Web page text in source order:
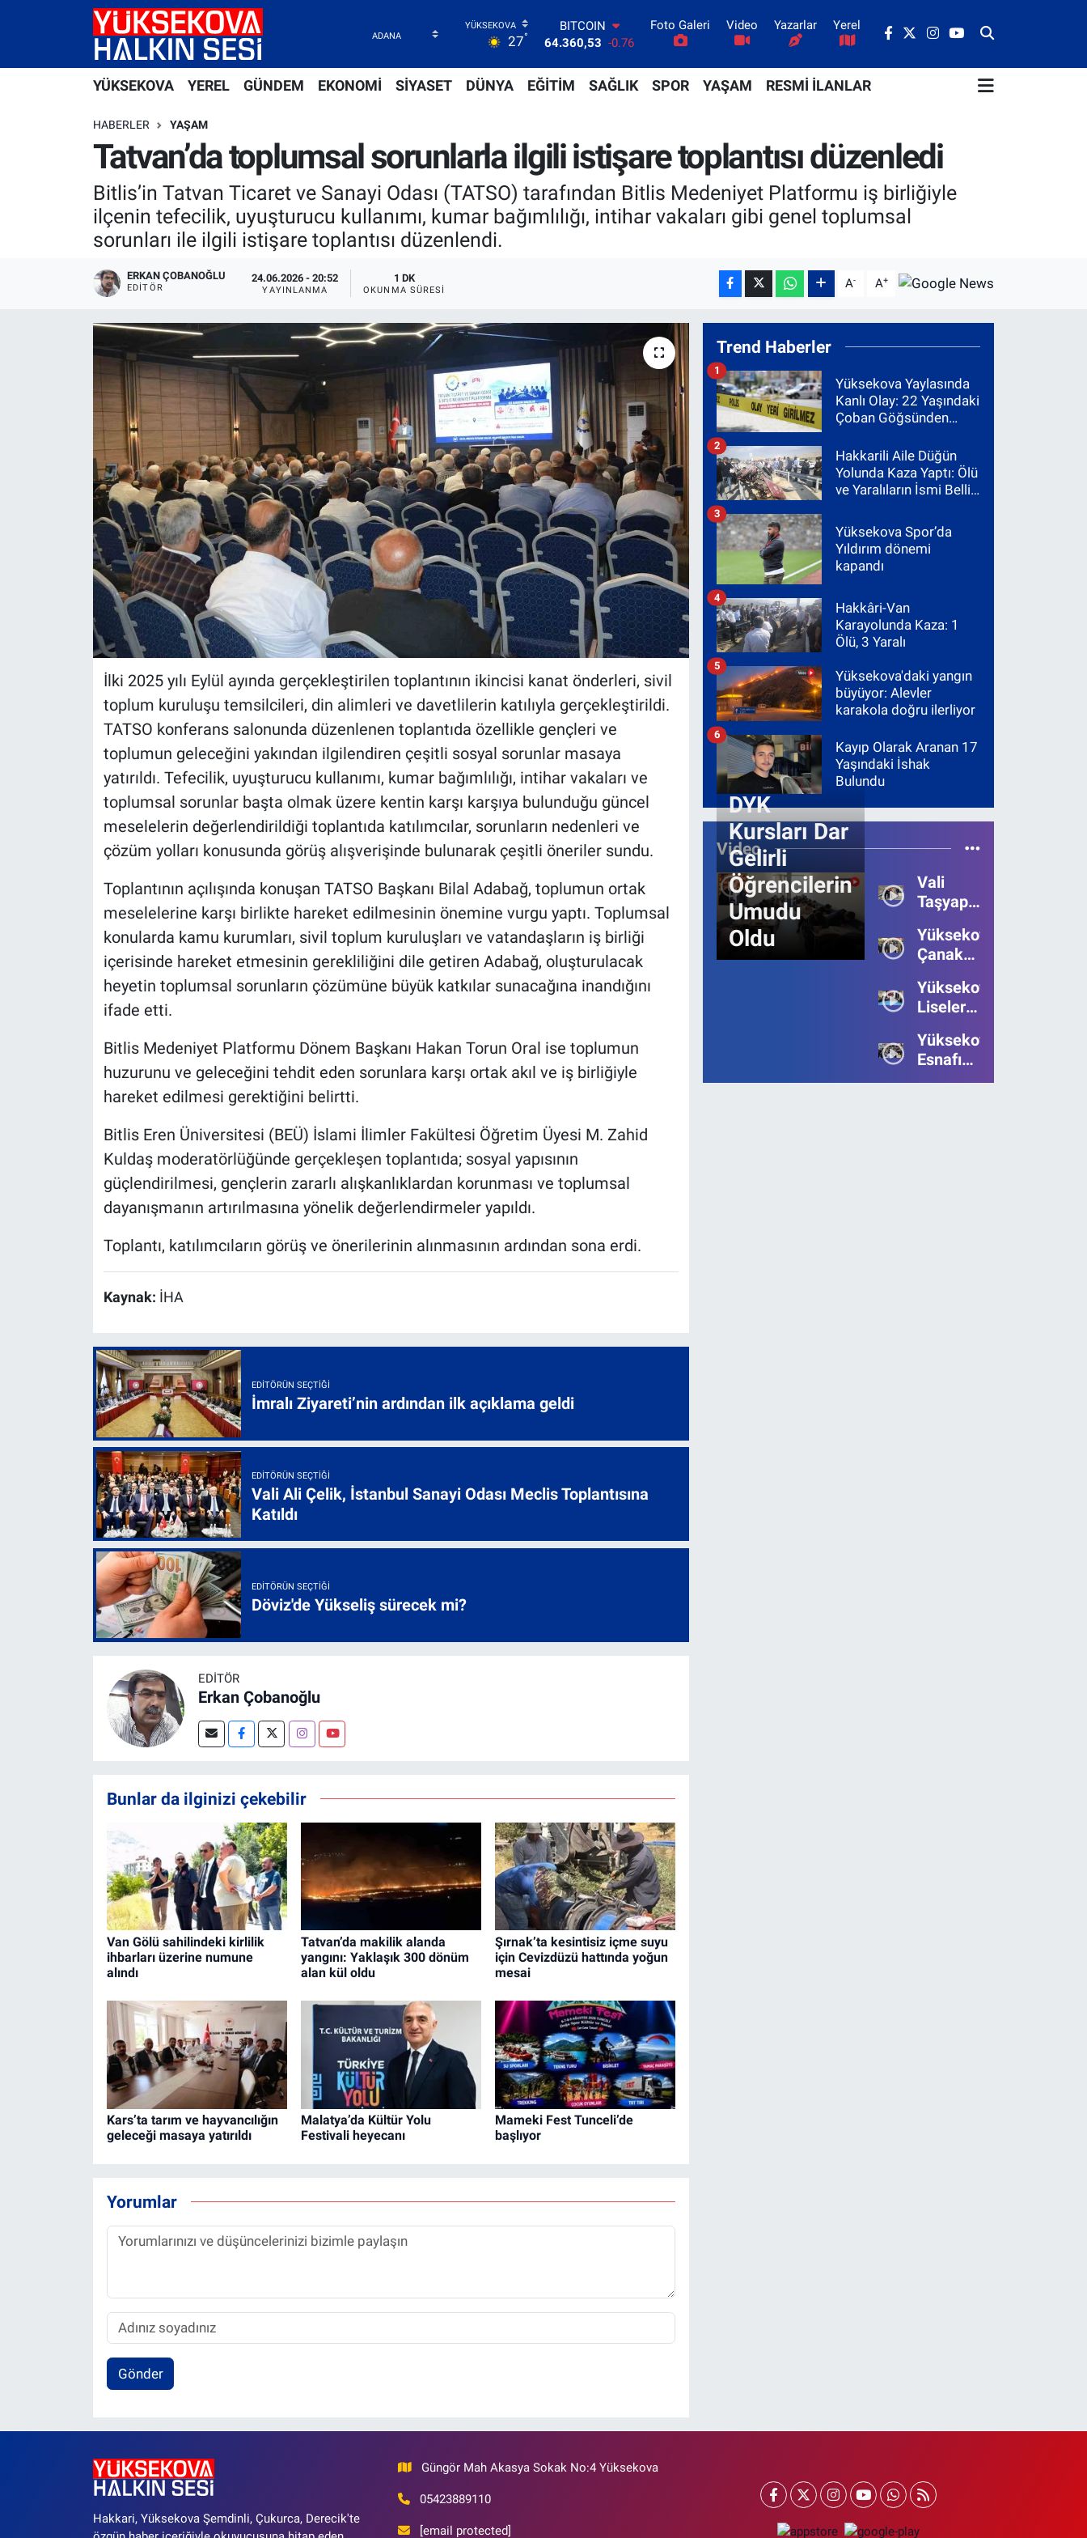
27°
DOLAR
47,7069
0.17
55,0265 0.01
6618.49 2.12
BİST100
13.887
Foto Galeri Video Yazarlar Yerel
YÜKSEKOVA YEREL GÜNDEM EKONOMİ SİYASET DÜNYA EĞİTİM SAĞLIK SPOR YAŞAM RESMİ İLANLAR
HABERLER YAŞAM
Tatvan’da toplumsal sorunlarla ilgili istişare toplantısı düzenledi
Bitlis’in Tatvan Ticaret ve Sanayi Odası (TATSO) tarafından Bitlis Medeniyet Platformu iş birliğiyle
ilçenin tefecilik, uyuşturucu kullanımı, kumar bağımlılığı, intihar vakaları gibi genel toplumsal
sorunları ile ilgili istişare toplantısı düzenlendi.
ERKAN ÇOBANOĞLU
EDITÖR
24.06.2026 - 20:52
YAYINLANMA
1 DK
OKUNMA SÜRESI A- A+
İlki 2025 yılı Eylül ayında gerçekleştirilen toplantının ikincisi kanat önderleri, sivil
toplum kuruluşu temsilcileri, din alimleri ve davetlilerin katılıyla gerçekleştirildi.
TATSO konferans salonunda düzenlenen toplantıda özellikle gençleri ve
toplumun geleceğini yakından ilgilendiren çeşitli sosyal sorunlar masaya
yatırıldı. Tefecilik, uyuşturucu kullanımı, kumar bağımlılığı, intihar vakaları ve
toplumsal sorunlar başta olmak üzere kentin karşı karşıya bulunduğu güncel
meselelerin değerlendirildiği toplantıda katılımcılar, sorunların nedenleri ve
çözüm yolları konusunda görüş alışverişinde bulunarak çeşitli öneriler sundu.
Toplantının açılışında konuşan TATSO Başkanı Bilal Adabağ, toplumun ortak
meselelerine karşı birlikte hareket edilmesinin önemine vurgu yaptı. Toplumsal
konularda kamu kurumları, sivil toplum kuruluşları ve vatandaşların iş birliği
içerisinde hareket etmesinin gerekliliğini dile getiren Adabağ, oluşturulacak
heyetin toplumsal sorunların çözümüne büyük katkılar sunacağına inandığını
ifade etti.
Bitlis Medeniyet Platformu Dönem Başkanı Hakan Torun Oral ise toplumun
huzurunu ve geleceğini tehdit eden sorunlara karşı ortak akıl ve iş birliğiyle
hareket edilmesi gerektiğini belirtti.
Bitlis Eren Üniversitesi (BEÜ) İslami İlimler Fakültesi Öğretim Üyesi M. Zahid
Kuldaş moderatörlüğünde gerçekleşen toplantıda; sosyal yapısının
güçlendirilmesi, gençlerin zararlı alışkanlıklardan korunması ve toplumsal
dayanışmanın artırılmasına yönelik değerlendirmeler yapıldı.
Toplantı, katılımcıların görüş ve önerilerinin alınmasının ardından sona erdi.
Kaynak: İHA
EDITÖRÜN SEÇTIĞI
İmralı Ziyareti’nin ardından ilk açıklama geldi
EDITÖRÜN SEÇTIĞI
Vali Ali Çelik, İstanbul Sanayi Odası Meclis Toplantısına
Katıldı
EDITÖRÜN SEÇTIĞI
Döviz'de Yükseliş sürecek mi?
EDITÖR
Erkan Çobanoğlu
Bunlar da ilginizi çekebilir
Van Gölü sahilindeki kirlilik
ihbarları üzerine numune
alındı
Tatvan’da makilik alanda
yangını: Yaklaşık 300 dönüm
alan kül oldu
Şırnak’ta kesintisiz içme suyu
için Cevizdüzü hattında yoğun
mesai
Kars’ta tarım ve hayvancılığın
geleceği masaya yatırıldı
Malatya’da Kültür Yolu
Festivali heyecanı
Mameki Fest Tunceli’de
başlıyor
Yorumlar
Gönder
Trend Haberler
Yüksekova Yaylasında
Kanlı Olay: 22 Yaşındaki
Çoban Göğsünden
1
Hakkarili Aile Düğün
Yolunda Kaza Yaptı: Ölü
ve Yaralıların İsmi Belli
2
Yüksekova Spor’da
Yıldırım dönemi
kapandı
3
Hakkâri-Van
Karayolunda Kaza: 1
Ölü, 3 Yaralı
4
Yüksekova'daki yangın
büyüyor: Alevler
karakola doğru ilerliyor
5
Kayıp Olarak Aranan 17
Yaşındaki İshak
Bulundu
6
Video
DYK
Kursları Dar
Gelirli
Öğrencilerin
Umudu
Oldu
Vali
Taşyapan,
Bölgesinde
İncelemelerde
Bulundu
Yüksekova’da
Çanakkale
111.Yılı
Kutlandı
Yüksekova’da
Liseler
Bilgi
Yarışmasının
Birincisi
Yüksekova
Esnafı
Bayrama
Hakkari, Yüksekova Şemdinli, Çukurca, Derecik'te
Güngör Mah Akasya Sokak No:4 Yüksekova
05423889110
[email protected]
Yüksekova Nöbetçi Eczaneler
Yüksekova Trafik Yoğunluk Haritası
Süper Lig Puan Durumu ve Fikstür
Tüm Manşetler
Son Dakika Haberleri